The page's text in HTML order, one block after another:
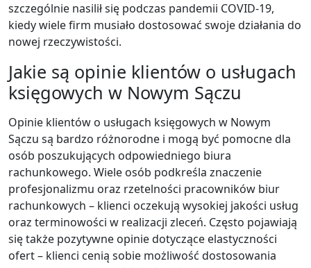
szczególnie nasilił się podczas pandemii COVID-19,
kiedy wiele firm musiało dostosować swoje działania do
nowej rzeczywistości.
Jakie są opinie klientów o usługach
księgowych w Nowym Sączu
Opinie klientów o usługach księgowych w Nowym
Sączu są bardzo różnorodne i mogą być pomocne dla
osób poszukujących odpowiedniego biura
rachunkowego. Wiele osób podkreśla znaczenie
profesjonalizmu oraz rzetelności pracowników biur
rachunkowych – klienci oczekują wysokiej jakości usług
oraz terminowości w realizacji zleceń. Często pojawiają
się także pozytywne opinie dotyczące elastyczności
ofert – klienci cenią sobie możliwość dostosowania